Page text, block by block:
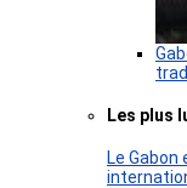
Les plus
Le Gabon